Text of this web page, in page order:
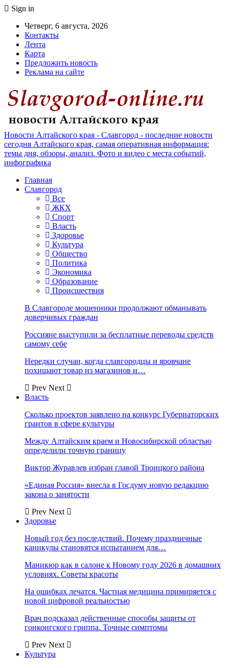
Sign in
Четверг, 6 августа, 2026
Контакты
Лента
Карта
Предложить новость
Реклама на сайте
Новости Алтайского края - Славгород - последние новости
сегодня Алтайского края, самая оперативная информация:
темы дня, обзоры, анализ. Фото и видео с места событий,
инфографика
Главная
Славгород
Все
ЖКХ
Спорт
Власть
Здоровье
Культура
Общество
Политика
Экономика
Образование
Происшествия
В Славгороде мошенники продолжают обманывать
доверчивых граждан
Россияне выступили за бесплатные переводы средств
самому себе
Нередки случаи, когда славгородцы и яровчане
похищают товар из магазинов и…
Prev Next
Власть
Сколько проектов заявлено на конкурс Губернаторских
грантов в сфере культуры
Между Алтайским краем и Новосибирской областью
определили точную границу
Виктор Журавлев избран главой Троицкого района
«Единая Россия» внесла в Госдуму новую редакцию
закона о занятости
Prev Next
Здоровье
Новый год без последствий. Почему праздничные
каникулы становятся испытанием для…
Маникюр как в салоне к Новому году 2026 в домашних
условиях. Советы красоты
На ошибках лечатся. Частная медицина примиряется с
новой цифровой реальностью
Врач подсказал действенные способы защиты от
гонконгского гриппа. Точные симптомы
Prev Next
Культура